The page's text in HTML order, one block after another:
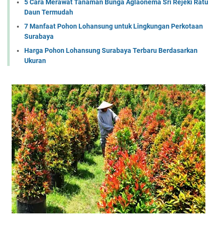
5 Cara Merawat Tanaman Bunga Aglaonema Sri Rejeki Ratu
Daun Termudah
7 Manfaat Pohon Lohansung untuk Lingkungan Perkotaan
Surabaya
Harga Pohon Lohansung Surabaya Terbaru Berdasarkan
Ukuran